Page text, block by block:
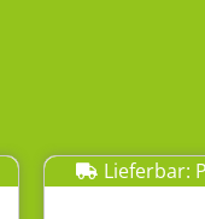
Lieferbar: